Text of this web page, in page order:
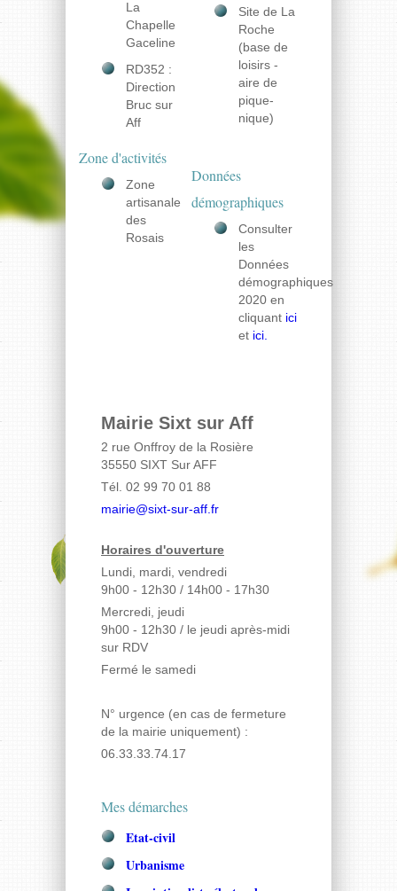
La
Chapelle
Gaceline
RD352 :
Direction
Bruc sur
Aff
Zone d'activités
Zone
artisanale
des
Rosais
Site de La
Roche
(base de
loisirs -
aire de
pique-
nique)
Données
démographiques
Consulter
les
Données
démographiques
2020 en
cliquant ici
et ici.
Mairie Sixt sur Aff
2 rue Onffroy de la Rosière
35550 SIXT Sur AFF
Tél. 02 99 70 01 88
mairie@sixt-sur-aff.fr
Horaires d'ouverture
Lundi, mardi, vendredi
9h00 - 12h30 / 14h00 - 17h30
Mercredi, jeudi
9h00 - 12h30 / le jeudi après-midi
sur RDV
Fermé le samedi
N° urgence (en cas de fermeture
de la mairie uniquement) :
06.33.33.74.17
Mes démarches
Etat-civil
Urbanisme